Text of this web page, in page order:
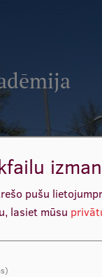
pušu
lasiet mūsu